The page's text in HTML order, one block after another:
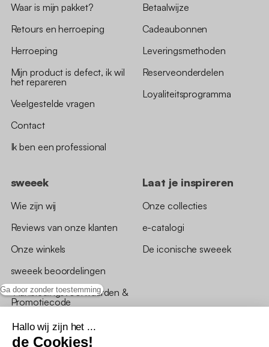
Ga door zonder toestemming
Hallo wij zijn het ...
de Cookies!
Waar is mijn pakket?
Retours en herroeping
Herroeping
Mijn product is defect, ik wil
het repareren
Veelgestelde vragen
Contact
Ik ben een professional
Betaalwijze
Cadeaubonnen
Leveringsmethoden
Reserveonderdelen
Loyaliteitsprogramma
sweeek
Wie zijn wij
Reviews van onze klanten
Onze winkels
sweeek beoordelingen
*Aanbiedingsvoorwaarden &
Promotiecode
Laat je inspireren
Onze collecties
e-catalogi
De iconische sweeek